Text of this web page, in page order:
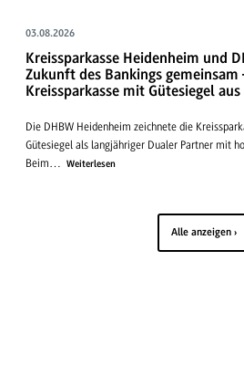
03.08.2026
Kreissparkasse Heidenheim und
Zukunft des Bankings gemeinsam
Kreissparkasse mit Gütesiegel aus
Die DHBW Heidenheim zeichnete die
Gütesiegel als langjähriger Dualer Partner mit
Beim…
Weiterlesen
Alle anzeigen